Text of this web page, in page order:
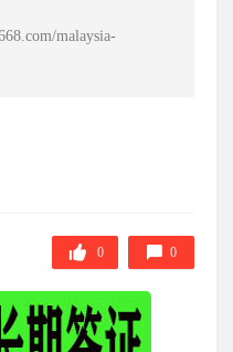
malaysia-
0 0